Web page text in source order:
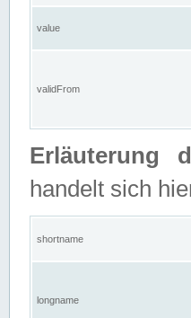
value
validFrom
Erläuterung
handelt sich
shortname
longname